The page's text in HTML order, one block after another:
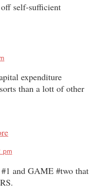
self-sufficient
expenditure
than a lott of other
pm
and GAME #two that